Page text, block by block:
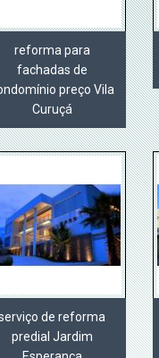
reforma para
fachadas de
preço Vila
Curuçá
de reforma
predial Jardim